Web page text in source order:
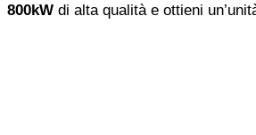
800kW di alta qualità e ottieni